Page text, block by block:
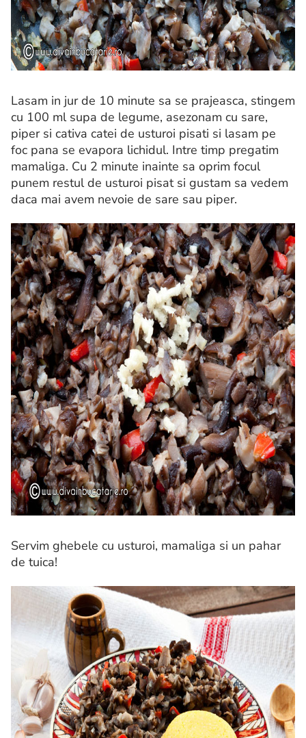
Lasam in jur de 10 minute sa se prajeasca, stingem
cu 100 ml supa de legume, asezonam cu sare,
piper si cativa catei de usturoi pisati si lasam pe
foc pana se evapora lichidul. Intre timp pregatim
mamaliga. Cu 2 minute inainte sa oprim focul
punem restul de usturoi pisat si gustam sa vedem
daca mai avem nevoie de sare sau piper.
Servim ghebele cu usturoi, mamaliga si un pahar
de tuica!